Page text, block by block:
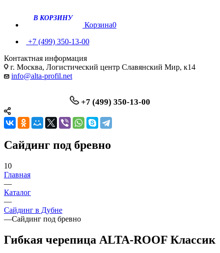
Корзина0
+7 (499) 350-13-00
Контактная информация
г. Москва, Логистический центр Славянский Мир, к14
info@alta-profil.net
+7 (499) 350-13-00
Сайдинг под бревно
10
Главная
—
Каталог
—
Сайдинг в Дубне
—Сайдинг под бревно
Гибкая черепица ALTA-ROOF Классик